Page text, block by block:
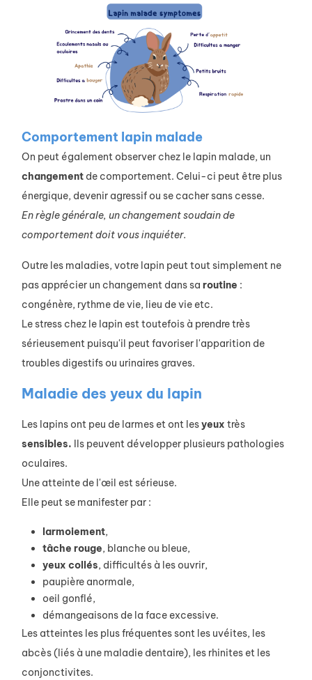
Comportement lapin malade
On peut également observer chez le lapin malade, un
changement de comportement. Celui-ci peut être plus
énergique, devenir agressif ou se cacher sans cesse.
En règle générale, un changement soudain de
comportement doit vous inquiéter.
Outre les maladies, votre lapin peut tout simplement ne
pas apprécier un changement dans sa routine :
congénère, rythme de vie, lieu de vie etc.
Le stress chez le lapin est toutefois à prendre très
sérieusement puisqu'il peut favoriser l'apparition de
troubles digestifs ou urinaires graves.
Maladie des yeux du lapin
Les lapins ont peu de larmes et ont lesyeux très
sensibles. Ils peuvent développer plusieurs pathologies
oculaires.
Une atteinte de l'œil est sérieuse.
Elle peut se manifester par :
larmoiement,
tâche rouge, blanche ou bleue,
yeux collés, difficultés à les ouvrir,
paupière anormale,
oeil gonflé,
démangeaisons de la face excessive.
Les atteintes les plus fréquentes sont les uvéites, les
abcès (liés à une maladie dentaire), les rhinites et les
conjonctivites.